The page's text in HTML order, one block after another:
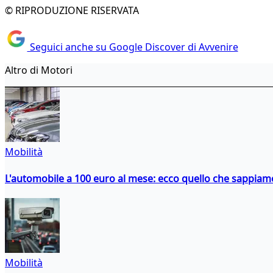
© RIPRODUZIONE RISERVATA
Seguici anche su Google Discover di Avvenire
Altro di Motori
Mobilità
L'automobile a 100 euro al mese: ecco quello che
Mobilità